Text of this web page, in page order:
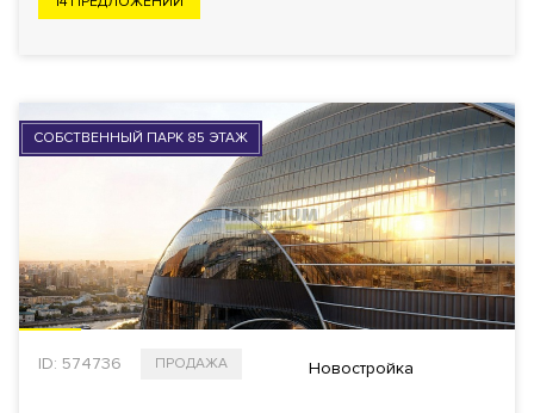
СОБСТВЕННЫЙ ПАРК 85 ЭТАЖ
ID: 574736 ПРОДАЖА Новостройка